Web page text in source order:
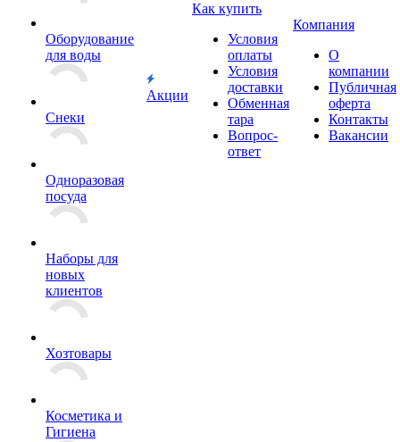
Оборудование
для воды
Снеки
Одноразовая
посуда
Наборы для
новых
клиентов
Хозтовары
Косметика и
Гигиена
Акции
Как купить
Условия
оплаты
Условия
доставки
Обменная
тара
Вопрос-
ответ
Компания
О
компании
Публичная
оферта
Контакты
Вакансии